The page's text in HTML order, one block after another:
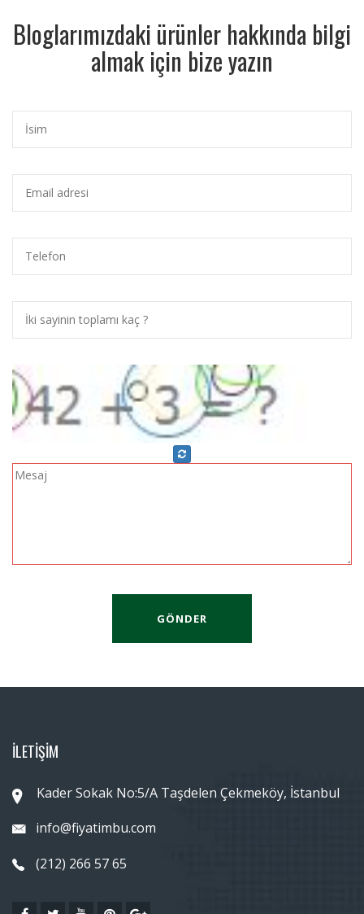
Bloglarımızdaki ürünler hakkında bilgi
almak için bize yazın
GÖNDER
İLETİŞİM
Kader Sokak No:5/A Taşdelen Çekmeköy, İstanbul
info@fiyatimbu.com
(212) 266 57 65